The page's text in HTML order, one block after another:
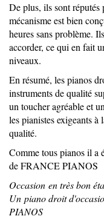
De plus, ils sont
mécanisme est bien
heures sans problème.
accorder, ce qui en fait
niveaux.
En résumé, les pianos
instruments de qualité
un toucher agréable et
les pianistes exigeants à
qualité.
Comme tous pianos il a
de FRANCE PIANOS
Occasion en très bon
Un piano droit
PIANOS